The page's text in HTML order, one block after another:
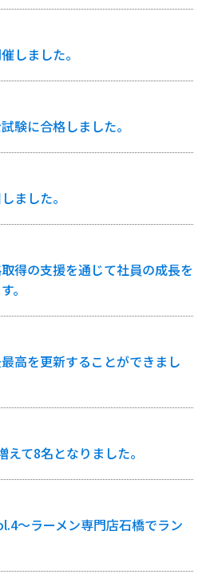
しました。
験に合格しました。
ました。
得の支援を通じて社員の成長を
。
高を更新することができまし
て8名となりました。
〜ラーメン専門店石橋でラン